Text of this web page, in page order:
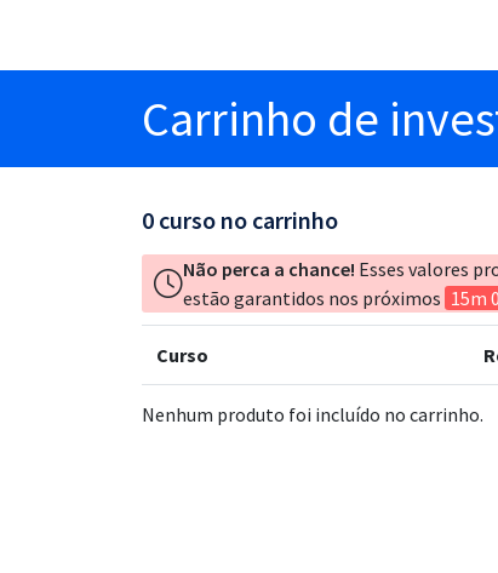
Carrinho de
0 curso no carrinho
Não perca a chance! Esses valores
estão garantidos nos próximos 15m
Curso
Nenhum produto foi incluído no carrinho.